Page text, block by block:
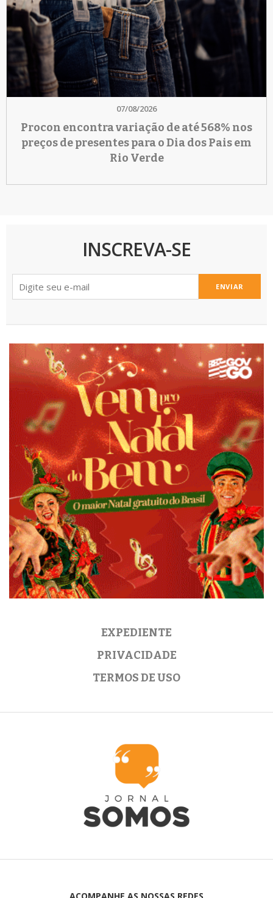
07/08/2026
Procon encontra variação de até 568% nos
preços de presentes para o Dia dos Pais em
Rio Verde
INSCREVA-SE
ENVIAR
EXPEDIENTE
PRIVACIDADE
TERMOS DE USO